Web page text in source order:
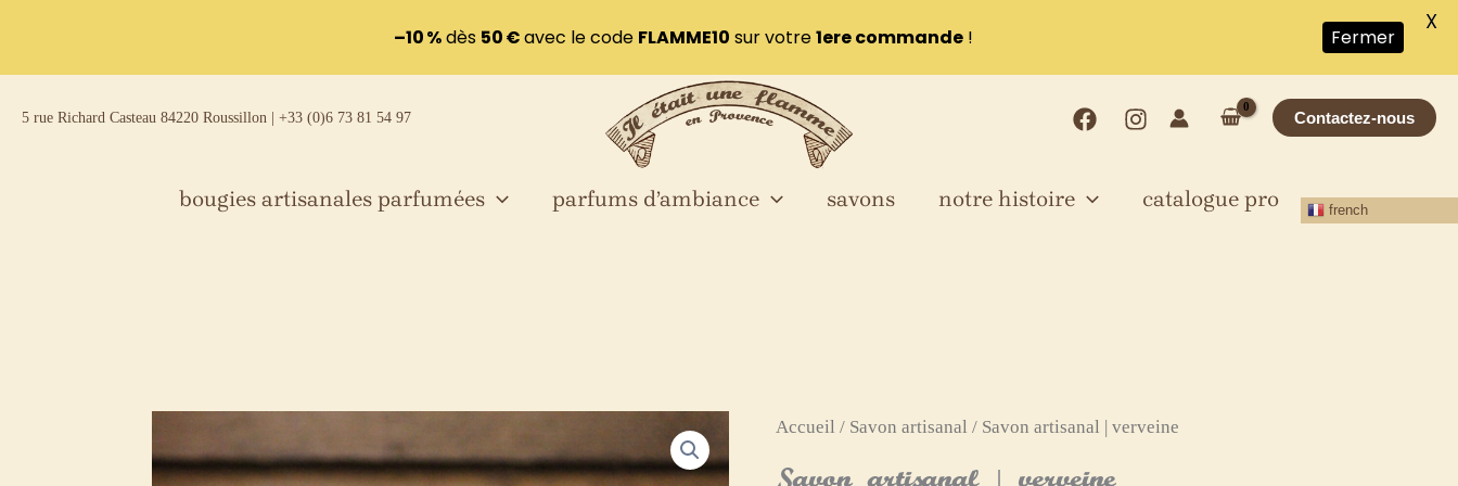
5 rue Richard Casteau 84220 Roussillon | +33 (0)6 73 81 54 97 Contactez-nous
bougies artisanales parfumées parfums d’ambiance savons notre histoire catalogue pro french
Accueil / Savon artisanal / Savon artisanal | verveine
quantité
de
–10 %dès 50 €avec le code FLAMME10 sur votre1ere commande! Fermer
X
verveine